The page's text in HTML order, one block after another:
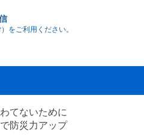
をご利用ください。
てないために
防災力アップ